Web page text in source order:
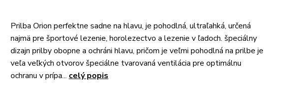
Prilba Orion perfektne sadne na hlavu, je pohodlná, ultraľahká, určená
najmä pre športové lezenie, horolezectvo a lezenie v ľadoch. špeciálny
dizajn prilby obopne a ochráni hlavu, pričom je veľmi pohodlná na prilbe je
veľa veľkých otvorov špeciálne tvarovaná ventilácia pre optimálnu
ochranu v prípa... celý popis